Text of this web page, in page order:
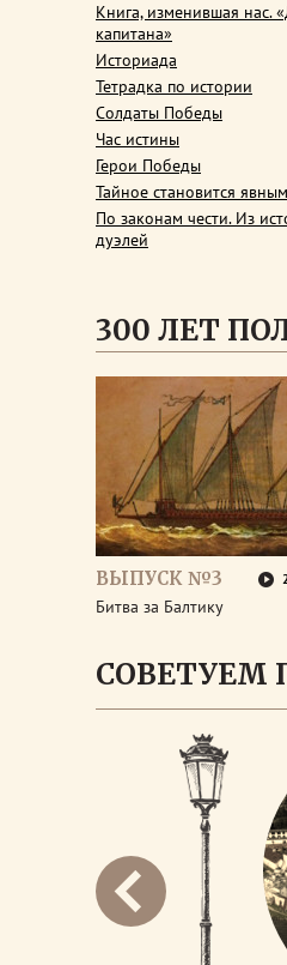
Книга, изменившая нас.
капитана»
Историада
Тетрадка по истории
Солдаты Победы
Час истины
Герои Победы
Тайное становится явным
По законам чести. Из
дуэлей
300 ЛЕТ
ВЫПУСК №3
Битва за Балтику
СОВЕТУЕМ